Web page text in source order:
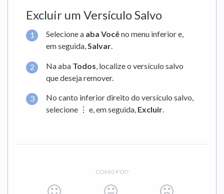
Excluir um Versículo Salvo
Selecione a aba Vocêno menu inferior e,
em seguida,Salvar.
Na aba Todos , localize o versículo salvo
que deseja remover.
No canto inferior direito do versículo salvo,
selecione ⋮ e, em seguida, Excluir.
COMO FOI?